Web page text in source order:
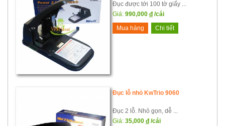
Đục được tới 100 tờ giấy ...
Giá: 990,000 đ /cái
Mua hàng
Chi tiết
Đục lỗ nhỏ KwTrio 9060
Đục 2 lỗ. Nhỏ gọn, dễ ...
Giá: 35,000 đ /cái